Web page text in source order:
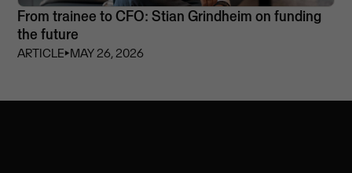
From trainee to CFO: Stian Grindheim on funding
the future
ARTICLE⏵MAY 26, 2026